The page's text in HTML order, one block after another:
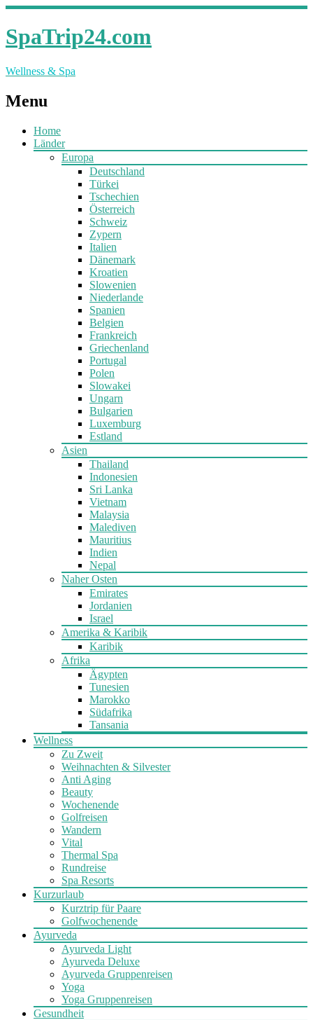
SpaTrip24.com
Wellness & Spa
Menu
Home
Länder
Europa
Deutschland
Türkei
Tschechien
Österreich
Schweiz
Zypern
Italien
Dänemark
Kroatien
Slowenien
Niederlande
Spanien
Belgien
Frankreich
Griechenland
Portugal
Polen
Slowakei
Ungarn
Bulgarien
Luxemburg
Estland
Asien
Thailand
Indonesien
Sri Lanka
Vietnam
Malaysia
Malediven
Mauritius
Indien
Nepal
Naher Osten
Emirates
Jordanien
Israel
Amerika & Karibik
Karibik
Afrika
Ägypten
Tunesien
Marokko
Südafrika
Tansania
Wellness
Zu Zweit
Weihnachten & Silvester
Anti Aging
Beauty
Wochenende
Golfreisen
Wandern
Vital
Thermal Spa
Rundreise
Spa Resorts
Kurzurlaub
Kurztrip für Paare
Golfwochenende
Ayurveda
Ayurveda Light
Ayurveda Deluxe
Ayurveda Gruppenreisen
Yoga
Yoga Gruppenreisen
Gesundheit